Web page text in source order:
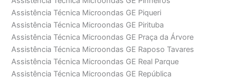
Assistência Técnica Microondas GE Piqueri
Assistência Técnica Microondas GE Pirituba
Assistência Técnica Microondas GE Praça da Árvore
Assistência Técnica Microondas GE Raposo Tavares
Assistência Técnica Microondas GE Real Parque
Assistência Técnica Microondas GE República